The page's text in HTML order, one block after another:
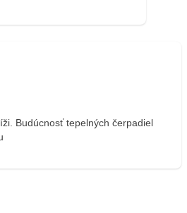
Budúcnosť tepelných čerpadiel